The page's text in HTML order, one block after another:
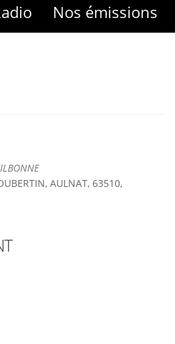
Nos émissions
AULNAT, 63510,